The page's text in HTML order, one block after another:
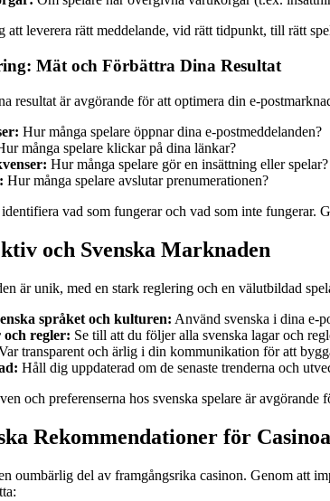
leverera rätt meddelande, vid rätt tidpunkt, till rätt
Mät och Förbättra Dina Resultat
resultat är avgörande för att optimera din e-
Hur många spelare öppnar dina e-postmeddelanden?
många spelare klickar på dina länkar?
Hur många spelare gör en insättning eller spelar?
Hur många spelare avslutar prenumerationen?
vad som fungerar och vad som inte
och Svenska Marknaden
är unik, med en stark reglering och en välutbildad
språket och kulturen: Använd svenska i dina e-
och regler: Se till att du följer alla svenska lagar och
transparent och ärlig i din kommunikation för att
Håll dig uppdaterad om de senaste trenderna och
och preferenserna hos svenska spelare är
Rekommendationer för
oumbärlig del av framgångsrika casinon. Genom att